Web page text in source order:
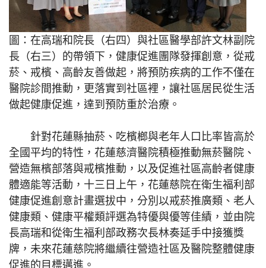
圖：在高瑞和院長（右四）與社區醫學部許文林副院
長（右三）的帶領下，健康促進團隊發揮創意，從戒
菸、戒檳、高齡友善做起，將預防疾病的工作不僅在
醫院診間推動，更落實到社區裡，讓社區居民從生活
做起健康促進，達到預防重於治療。
針對花蓮縣抽菸、吃檳榔與老年人口比率皆高於
全國平均的特性，花蓮慈濟醫院積極推動無菸醫院、
營造無檳部落與戒檳推動，以及促進社區高齡者健康
體適能等活動，十三日上午，花蓮慈院在衛生福利部
健康促進創意計畫選拔中，分別以戒菸推廣類、老人
健康類、健康平權類評選為特優與優等佳績，並由院
長高瑞和從衛生福利部政務次長林奏延手中接獲獎
牌，未來花蓮慈院將繼續往營造社區及醫院整體健康
促進的目標邁進。